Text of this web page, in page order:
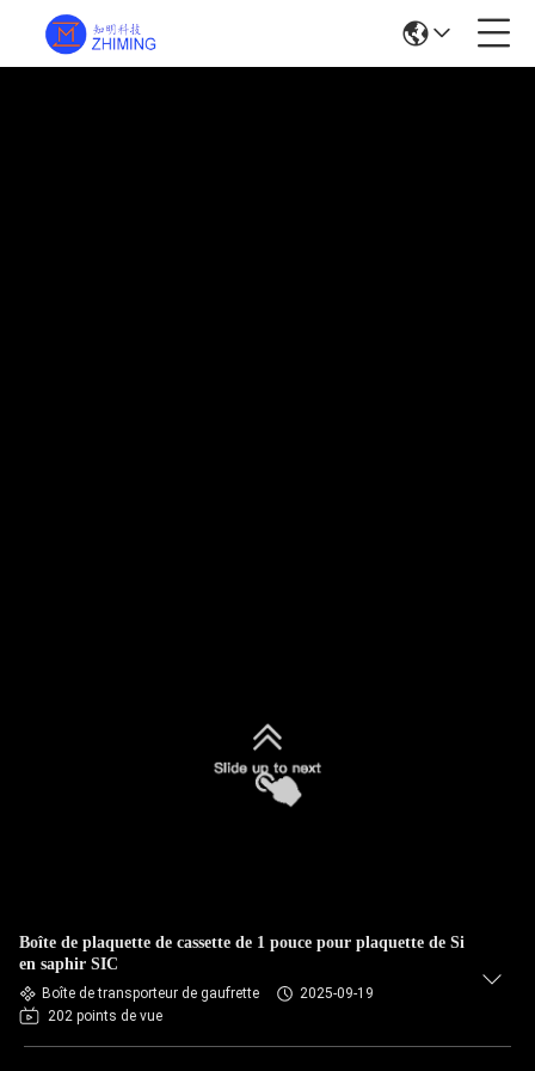
Boîte de plaquette de cassette de 1 pouce pour plaquette de Si
en saphir SIC
Boîte de transporteur de gaufrette
2025-09-19
202 points de vue